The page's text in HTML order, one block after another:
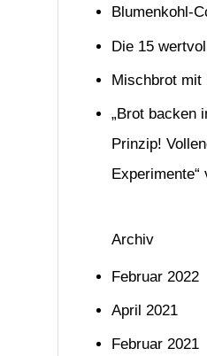
n
a
c
h
:
Blumenkohl-
Die 15
Mischbrot mit
„Brot backen
Prinzip!
Archiv
Februar 2022
April 2021
Februar 2021